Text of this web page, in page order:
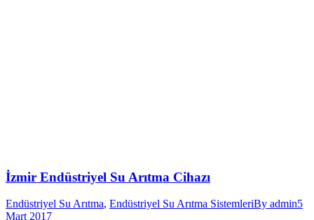
İzmir Endüstriyel Su Arıtma Cihazı
Endüstriyel Su Arıtma, Endüstriyel Su Arıtma SistemleriBy admin5
Mart 2017